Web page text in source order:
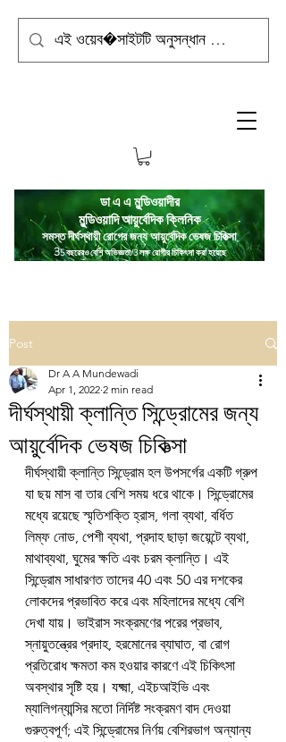
ডা এ এ মুন্ডিওয়াদীর
মুন্ডিওয়াদিআয়ুর্বেদিক ক্লিনিক
সমস্ত দীর্ঘস্থায়ী রোগের জন্য আয়ুর্বেদিক ভেষজ চিকিত্সা
35 বছরেরও বেশি অভিজ্ঞতা/3 লক্ষ রোগীর চিকিৎসা করা হয়েছে
Post
দীর্ঘস্থায়ী ক্লান্তি সিন্ড্রোমের জন্য
আয়ুর্বেদিক ভেষজ চিকিত্সা
Dr A A Mundewadi
Apr 1, 2022 2 min read
দীর্ঘস্থায়ী ক্লান্তি সিন্ড্রোম হল উপসর্গের একটি গ্রুপ
যা ছয় মাস বা তার বেশি সময় ধরে থাকে। সিন্ড্রোমের
মধ্যে রয়েছে স্মৃতিশক্তি হ্রাস, গলা ব্যথা, বর্ধিত
লিম্ফ নোড, পেশী ব্যথা, প্রদাহ ছাড়া জয়েন্টে ব্যথা,
মাথাব্যথা, ঘুমের ক্ষতি এবং চরম ক্লান্তি। এই
সিন্ড্রোম সাধারণত তাদের 40 এবং 50 এর দশকের
লোকদের প্রভাবিত করে এবং মহিলাদের মধ্যে বেশি
দেখা যায়। ভাইরাস সংক্রমণের পরের প্রভাব,
স্নায়ুতন্ত্রের প্রদাহ, হরমোনের ব্যাঘাত, বা রোগ
প্রতিরোধ ক্ষমতা কম হওয়ার কারণে এই চিকিৎসা
অবস্থার সৃষ্টি হয়। যক্ষ্মা, এইচআইভি এবং
ম্যালিগন্যান্সির মতো নির্দিষ্ট সংক্রমণ বাদ দেওয়া
গুরুত্বপূর্ণ; এই সিন্ড্রোমের নির্ণয় বেশিরভাগ অন্যান্য